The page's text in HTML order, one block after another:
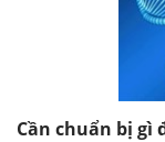
Cần chuẩn bị gì